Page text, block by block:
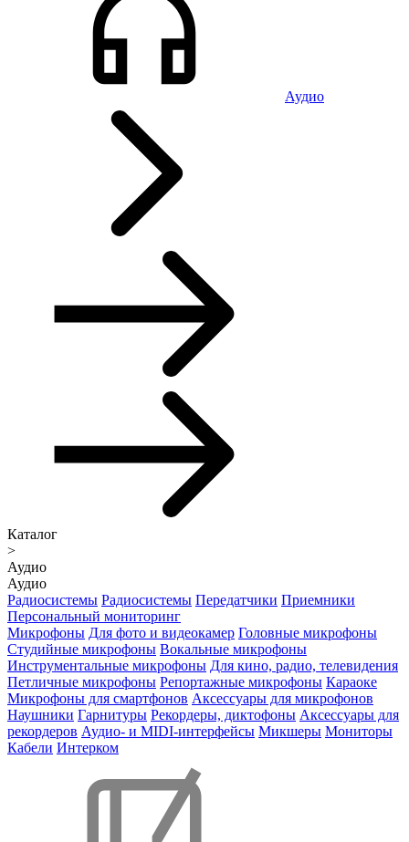
Аудио
Каталог
>
Аудио
Аудио
Радиосистемы Радиосистемы Передатчики Приемники
Персональный мониторинг
Микрофоны Для фото и видеокамер Головные микрофоны
Студийные микрофоны Вокальные микрофоны
Инструментальные микрофоны Для кино, радио, телевидения
Петличные микрофоны Репортажные микрофоны Караоке
Микрофоны для смартфонов Аксессуары для микрофонов
Наушники Гарнитуры Рекордеры, диктофоны Аксессуары для
рекордеров Аудио- и MIDI-интерфейсы Микшеры Мониторы
Кабели Интерком